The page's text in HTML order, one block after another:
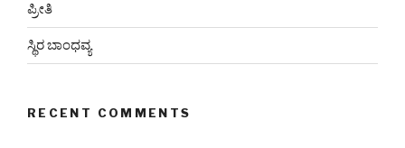
ಪ್ರೀತಿ
ಸ್ಥಿರ ಬಾಂಧವ್ಯ
RECENT COMMENTS